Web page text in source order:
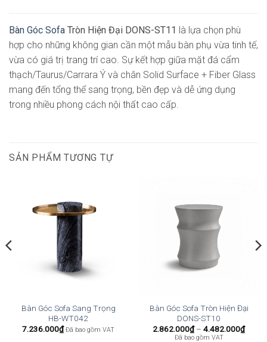
Bàn Góc Sofa Tròn Hiện Đại DONS-ST11 là lựa chọn phù
hợp cho những không gian cần một mẫu bàn phụ vừa tinh tế,
vừa có giá trị trang trí cao. Sự kết hợp giữa mặt đá cẩm
thạch/Taurus/Carrara Ý và chân Solid Surface + Fiber Glass
mang đến tổng thể sang trọng, bền đẹp và dễ ứng dụng
trong nhiều phong cách nội thất cao cấp.
SẢN PHẨM TƯƠNG TỰ
Bàn Góc Sofa Sang Trọng
HB-WT042
7.236.000₫ Đã bao gồm VAT
Bàn Góc Sofa Tròn Hiện Đại
DONS-ST10
2.862.000₫ – 4.482.000₫
giá:
Đã bao gồm VAT